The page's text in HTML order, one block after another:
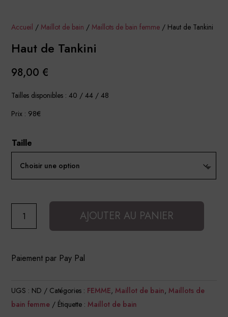
Accueil / Maillot de bain / Maillots de bain femme / Haut de Tankini
Haut de Tankini
98,00 €
Tailles disponibles : 40 / 44 / 48
Prix : 98€
Taille
Tankini
AJOUTER AU PANIER
Paiement par Pay Pal
UGS : ND Catégories : FEMME,Maillot de bain,Maillots de
bain femme
Étiquette :Maillot de bain